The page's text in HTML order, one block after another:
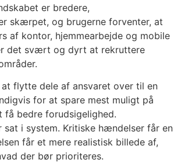
er bredere,
skærpet, og brugerne forventer, at
af kontor, hjemmearbejde og mobile
det svært og dyrt at rekruttere
flytte dele af ansvaret over til en
for at spare mest muligt på
bedre forudsigelighed.
sat i system. Kritiske hændelser får en
får et mere realistisk billede af,
der bør prioriteres.